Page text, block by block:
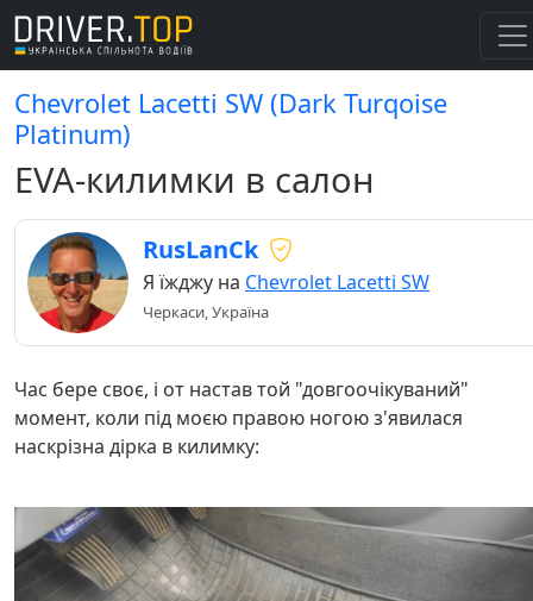
Chevrolet Lacetti SW (Dark Turqoise
Platinum)
EVA-килимки в салон
RusLanCk
Я їжджу на Chevrolet Lacetti SW
Черкаси, Україна
Час бере своє, і от настав той "довгоочікуваний"
момент, коли під моєю правою ногою з'явилася
наскрізна дірка в килимку: